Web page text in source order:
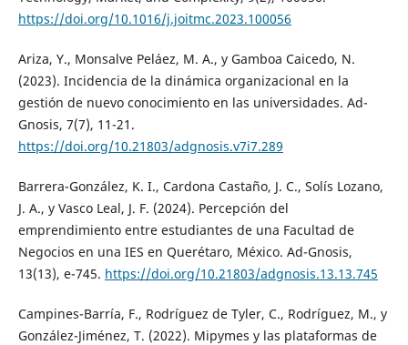
https://doi.org/10.1016/j.joitmc.2023.100056
Ariza, Y., Monsalve Peláez, M. A., y Gamboa Caicedo, N.
(2023). Incidencia de la dinámica organizacional en la
gestión de nuevo conocimiento en las universidades. Ad-
Gnosis, 7(7), 11-21.
https://doi.org/10.21803/adgnosis.v7i7.289
Barrera-González, K. I., Cardona Castaño, J. C., Solís Lozano,
J. A., y Vasco Leal, J. F. (2024). Percepción del
emprendimiento entre estudiantes de una Facultad de
Negocios en una IES en Querétaro, México. Ad-Gnosis,
13(13), e-745. https://doi.org/10.21803/adgnosis.13.13.745
Campines-Barría, F., Rodríguez de Tyler, C., Rodríguez, M., y
González-Jiménez, T. (2022). Mipymes y las plataformas de